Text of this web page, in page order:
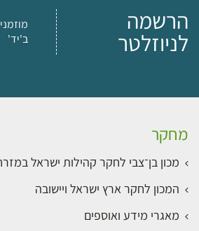
הרשמה
לניוזלטר
ב'יד'
מחקר
מכון בן־צבי לחקר קהילות ישראל
המכון לחקר ארץ ישראל ויישובה
מאגרי מידע ואוספים